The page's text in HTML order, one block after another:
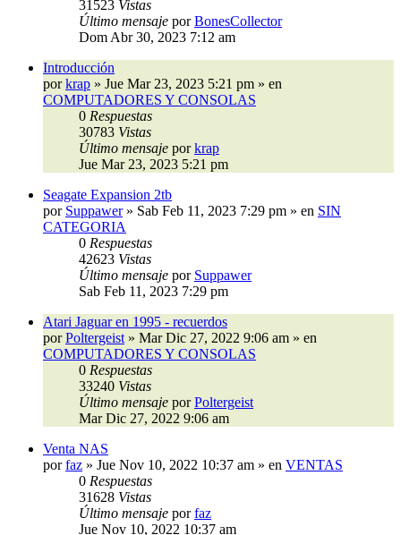
31523 Vistas
Último mensaje porBonesCollector
Dom Abr 30, 2023 7:12 am
Introducción
porkrap » Jue Mar 23, 2023 5:21 pm » en
COMPUTADORES Y CONSOLAS
0 Respuestas
30783 Vistas
Último mensaje porkrap
Jue Mar 23, 2023 5:21 pm
Seagate Expansion 2tb
por Suppawer» Sab Feb 11, 2023 7:29 pm » en SIN
CATEGORIA
0 Respuestas
42623 Vistas
Último mensaje por Suppawer
Sab Feb 11, 2023 7:29 pm
Atari Jaguar en 1995 - recuerdos
porPoltergeist » Mar Dic 27, 2022 9:06 am » en
COMPUTADORES Y CONSOLAS
0 Respuestas
33240 Vistas
Último mensaje porPoltergeist
Mar Dic 27, 2022 9:06 am
Venta NAS
porfaz » Jue Nov 10, 2022 10:37 am » en VENTAS
0 Respuestas
31628 Vistas
Último mensaje porfaz
Jue Nov 10, 2022 10:37 am